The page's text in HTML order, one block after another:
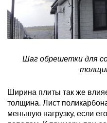
Шаг обрешетки для
Ширина плиты так же
толщина. Лист
меньшую нагрузку, если